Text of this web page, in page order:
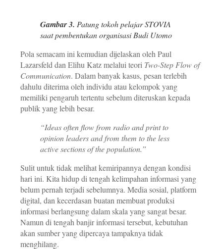
Gambar 3. Patung tokoh pelajar STOVIA
saat pembentukan organisasi Budi Utomo
Pola semacam ini kemudian dijelaskan oleh Paul
Lazarsfeld dan Elihu Katz melalui teori Two-Step Flow of
Communication. Dalam banyak kasus, pesan terlebih
dahulu diterima oleh individu atau kelompok yang
memiliki pengaruh tertentu sebelum diteruskan kepada
publik yang lebih besar.
“Ideas often flow from radio and print to
opinion leaders and from them to the less
active sections of the population.”
Sulit untuk tidak melihat kemiripannya dengan kondisi
hari ini. Kita hidup di tengah kelimpahan informasi yang
belum pernah terjadi sebelumnya. Media sosial, platform
digital, dan kecerdasan buatan membuat produksi
informasi berlangsung dalam skala yang sangat besar.
Namun di tengah banjir informasi tersebut, kebutuhan
akan sumber yang dipercaya tampaknya tidak
menghilang.